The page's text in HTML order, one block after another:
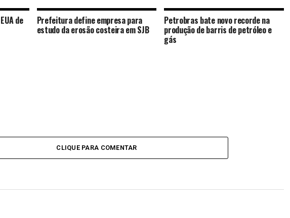
de Prefeitura define empresa para
estudo da erosão costeira em SJB
Petrobras bate novo recorde na
produção de barris de petróleo e
gás
CLIQUE PARA COMENTAR